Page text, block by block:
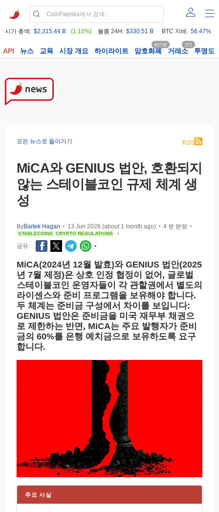
시가 총액: $2,315.44 B (1.10%) 볼륨 24H: $330.51 B BTC 지배: 56.47%
API 뉴스 교육 시장 개요 하이라이트 암호화폐
60738
거래소
373
투명도
모든 뉴스로 돌아가기 RSS
MiCA와 GENIUS 법안, 호환되지
않는 스테이블코인 규제 체계 생
성
ByBartek Hagan • 13 Jun 2026 (about 1 month ago) • 4 분 분량 •
STABLECOINS CRYPTO REGULATIONS •
공유: •
MiCA(2024년 12월 발효)와 GENIUS 법안(2025
년 7월 제정)은 상호 인정 협정이 없어, 글로벌
스테이블코인 운영자들이 각 관할권에서 별도의
라이센스와 준비 프로그램을 보유해야 합니다.
두 체계는 준비금 구성에서 차이를 보입니다:
GENIUS 법안은 준비금을 미국 재무부 채권으
로 제한하는 반면, MiCA는 주요 발행자가 준비
금의 60%를 은행 예치금으로 보유하도록 요구
합니다.
주요 사실